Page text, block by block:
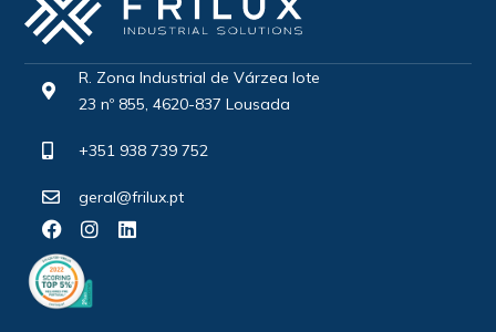
R. Zona Industrial de Várzea lote
23 nº 855, 4620-837 Lousada
+351 938 739 752
geral@frilux.pt